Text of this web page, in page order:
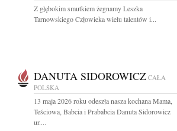
Z głębokim smutkiem żegnamy Leszka
Tarnowskiego Człowieka wielu talentów i...
DANUTA SIDOROWICZ CAŁA
POLSKA
13 maja 2026 roku odeszła nasza kochana Mama,
Teściowa, Babcia i Prababcia Danuta Sidorowicz
ur....